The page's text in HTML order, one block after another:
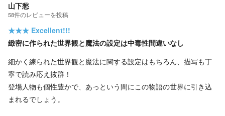
山下愁
58件のレビューを投稿
★★★ Excellent!!!
緻密に作られた世界観と魔法の設定は中毒性間違いなし
細かく練られた世界観と魔法に関する設定はもちろん、描写も丁
寧で読み応え抜群！
登場人物も個性豊かで、あっという間にこの物語の世界に引き込
まれるでしょう。